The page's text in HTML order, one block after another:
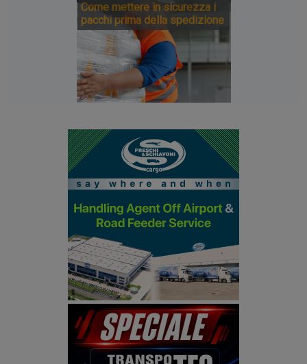
Come mettere in sicurezza i
pacchi prima della spedizione